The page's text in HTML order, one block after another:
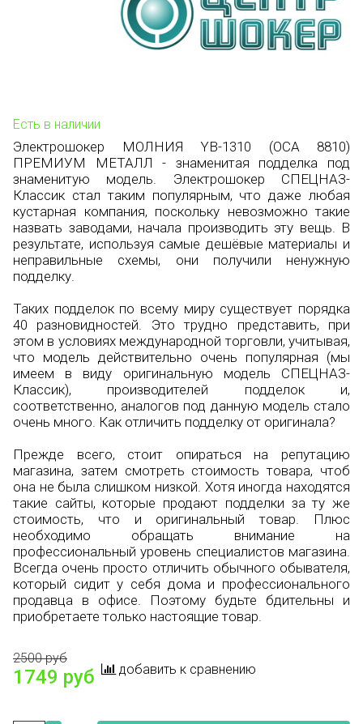
Есть в наличии
Электрошокер МОЛНИЯ YB-1310 (ОСА 8810)
ПРЕМИУМ МЕТАЛЛ - знаменитая подделка под
знаменитую модель. Электрошокер СПЕЦНАЗ-
Классик стал таким популярным, что даже любая
кустарная компания, поскольку невозможно такие
назвать заводами, начала производить эту вещь. В
результате, используя самые дешёвые материалы и
неправильные схемы, они получили ненужную
подделку.
Таких подделок по всему миру существует порядка
40 разновидностей. Это трудно представить, при
этом в условиях международной торговли, учитывая,
что модель действительно очень популярная (мы
имеем в виду оригинальную модель СПЕЦНАЗ-
Классик), производителей подделок и,
соответственно, аналогов под данную модель стало
очень много. Как отличить подделку от оригинала?
Прежде всего, стоит опираться на репутацию
магазина, затем смотреть стоимость товара, чтоб
она не была слишком низкой. Хотя иногда находятся
такие сайты, которые продают подделки за ту же
стоимость, что и оригинальный товар. Плюс
необходимо обращать внимание на
профессиональный уровень специалистов магазина.
Всегда очень просто отличить обычного обывателя,
который сидит у себя дома и профессионального
продавца в офисе. Поэтому будьте бдительны и
приобретаете только настоящие товар.
2500 руб
1749 руб добавить к сравнению